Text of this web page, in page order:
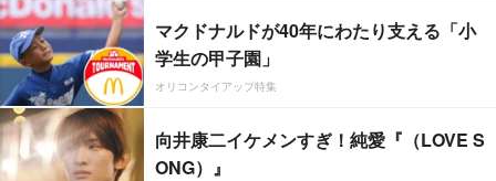
マクドナルドが40年にわたり支える「小
学生の甲子園」
オリコンタイアップ特集
向井康二イケメンすぎ！純愛『（LOVE S
ONG）』